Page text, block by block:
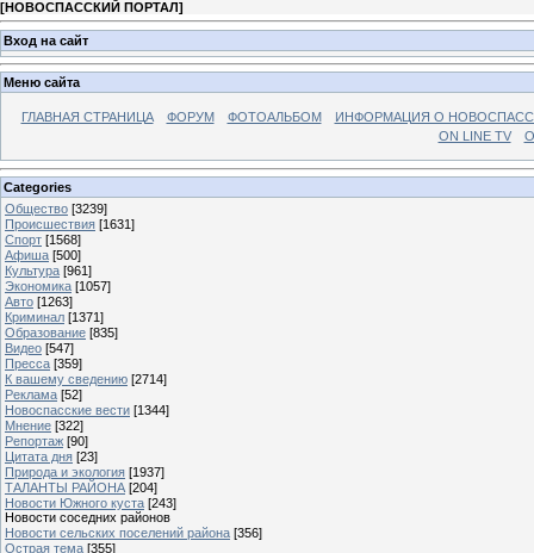
[НОВОСПАССКИЙ ПОРТАЛ]
Вход на сайт
Меню сайта
ГЛАВНАЯ СТРАНИЦА ФОРУМ ФОТОАЛЬБОМ
ИНФОРМАЦИЯ О
ON LINE TV
Categories
Общество [3239]
Происшествия [1631]
Спорт [1568]
Афиша [500]
Культура [961]
Экономика [1057]
Авто [1263]
Криминал [1371]
Образование [835]
Видео [547]
Пресса [359]
К вашему сведению [2714]
Реклама [52]
Новоспасские вести [1344]
Мнение [322]
Репортаж [90]
Цитата дня [23]
Природа и экология [1937]
ТАЛАНТЫ РАЙОНА [204]
Новости Южного куста [243]
Новости соседних районов
Новости сельских поселений района [356]
Острая тема [355]